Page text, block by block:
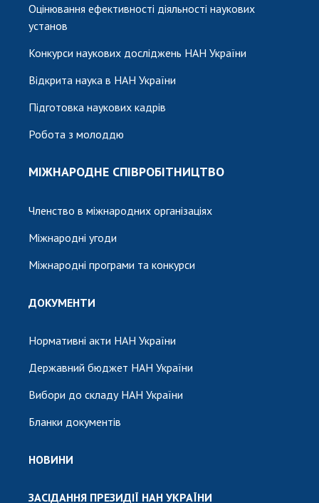
Оцінювання ефективності діяльності наукових
установ
Конкурси наукових досліджень НАН України
Відкрита наука в НАН України
Підготовка наукових кадрів
Робота з молоддю
МІЖНАРОДНЕ СПІВРОБІТНИЦТВО
Членство в міжнародних організаціях
Міжнародні угоди
Міжнародні програми та конкурси
ДОКУМЕНТИ
Нормативні акти НАН України
Державний бюджет НАН України
Вибори до складу НАН України
Бланки документів
НОВИНИ
ЗАСІДАННЯ ПРЕЗИДІЇ НАН УКРАЇНИ